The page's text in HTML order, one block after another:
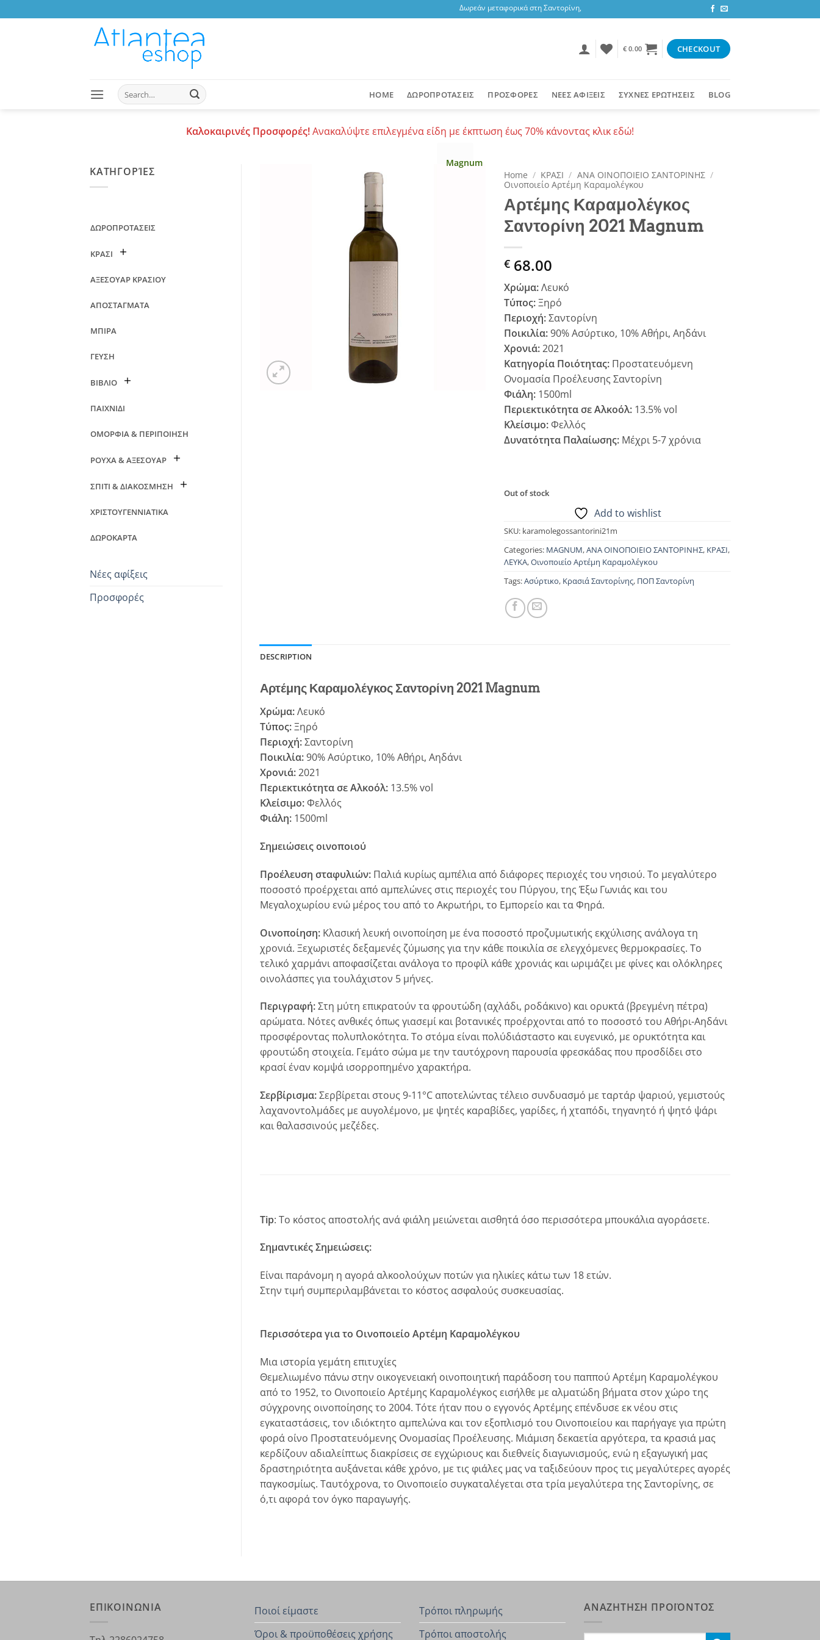
to
Δωρεάν μεταφορικά στη Σαντορίνη, 3,47 ευρώ στην υπόλοιπη Ελλάδα ή δωρεάν για αγορές 50+ ευρώ
€0.00 CHECKOUT
Search
for:
HOME ΔΩΡΟΠΡΟΤΑΣΕΙΣ ΠΡΟΣΦΟΡΕΣ ΝΕΕΣ ΑΦΙΞΕΙΣ ΣΥΧΝΕΣ ΕΡΩΤΗΣΕΙΣ BLOG
Καλοκαιρινές Προσφορές!Ανακαλύψτε επιλεγμένα είδη με έκπτωση έως 70% κάνοντας κλικ εδώ!
ΚΑΤΗΓΟΡΊΕΣ
ΔΩΡΟΠΡΟΤΑΣΕΙΣ
ΚΡΑΣΙ
ΑΞΕΣΟΥΑΡ ΚΡΑΣΙΟΥ
ΑΠΟΣΤΑΓΜΑΤΑ
ΜΠΙΡΑ
ΓΕΥΣΗ
ΒΙΒΛΙΟ
ΠΑΙΧΝΙΔΙ
ΟΜΟΡΦΙΑ & ΠΕΡΙΠΟΙΗΣΗ
ΡΟΥΧΑ & ΑΞΕΣΟΥΑΡ
ΣΠΙΤΙ & ΔΙΑΚΟΣΜΗΣΗ
ΧΡΙΣΤΟΥΓΕΝΝΙΑΤΙΚΑ
ΔΩΡΟΚΑΡΤΑ
Νέες αφίξεις
Προσφορές
Magnum
Home / ΚΡΑΣΙ / ΑΝΑ ΟΙΝΟΠΟΙΕΙΟ ΣΑΝΤΟΡΙΝΗΣ /
Οινοποιείο Αρτέμη Καραμολέγκου
Αρτέμης Καραμολέγκος
Σαντορίνη 2021 Magnum
€ 68.00
Χρώμα:Λευκό
Τύπος:Ξηρό
Περιοχή:Σαντορίνη
Ποικιλία:90% Ασύρτικο, 10% Αθήρι, Αηδάνι
Χρονιά:2021
Κατηγορία Ποιότητας: Προστατευόμενη
Ονομασία Προέλευσης Σαντορίνη
Φιάλη: 1500ml
Περιεκτικότητα σε Αλκοόλ: 13.5% vol
Κλείσιμο:Φελλός
Δυνατότητα Παλαίωσης: Μέχρι 5-7 χρόνια
Out of stock
Add to wishlist
SKU: karamolegossantorini21m
Categories: MAGNUM,ΑΝΑ ΟΙΝΟΠΟΙΕΙΟ ΣΑΝΤΟΡΙΝΗΣ, ΚΡΑΣΙ,
ΛΕΥΚΑ,Οινοποιείο Αρτέμη Καραμολέγκου
Tags:Ασύρτικο, Κρασιά Σαντορίνης, ΠΟΠ Σαντορίνη
DESCRIPTION
Αρτέμης Καραμολέγκος Σαντορίνη 2021 Magnum
Χρώμα:Λευκό
Τύπος:Ξηρό
Περιοχή:Σαντορίνη
Ποικιλία: 90% Ασύρτικο, 10% Αθήρι, Αηδάνι
Χρονιά:2021
Περιεκτικότητα σε Αλκοόλ:13.5% vol
Κλείσιμο:Φελλός
Φιάλη:1500ml
Σημειώσεις οινοποιού
Προέλευση σταφυλιών:Παλιά κυρίως αμπέλια από διάφορες περιοχές του νησιού. Το μεγαλύτερο
ποσοστό προέρχεται από αμπελώνες στις περιοχές του Πύργου, της Έξω Γωνιάς και του
Μεγαλοχωρίου ενώ μέρος του από το Ακρωτήρι, το Εμπορείο και τα Φηρά.
Οινοποίηση:Κλασική λευκή οινοποίηση με ένα ποσοστό προζυμωτικής εκχύλισης ανάλογα τη
χρονιά. Ξεχωριστές δεξαμενές ζύμωσης για την κάθε ποικιλία σε ελεγχόμενες θερμοκρασίες. Το
τελικό χαρμάνι αποφασίζεται ανάλογα το προφίλ κάθε χρονιάς και ωριμάζει με φίνες και ολόκληρες
οινολάσπες για τουλάχιστον 5 μήνες.
Περιγραφή:Στη μύτη επικρατούν τα φρουτώδη (αχλάδι, ροδάκινο) και ορυκτά (βρεγμένη πέτρα)
αρώματα. Νότες ανθικές όπως γιασεμί και βοτανικές προέρχονται από το ποσοστό του Αθήρι-Αηδάνι
προσφέροντας πολυπλοκότητα. Το στόμα είναι πολύδιάσταστο και ευγενικό, με ορυκτότητα και
φρουτώδη στοιχεία. Γεμάτο σώμα με την ταυτόχρονη παρουσία φρεσκάδας που προσδίδει στο
κρασί έναν κομψά ισορροπημένο χαρακτήρα.
Σερβίρισμα:Σερβίρεται στους 9-11°C αποτελώντας τέλειο συνδυασμό με ταρτάρ ψαριού, γεμιστούς
λαχανοντολμάδες με αυγολέμονο, με ψητές καραβίδες, γαρίδες, ή χταπόδι, τηγανητό ή ψητό ψάρι
και θαλασσινούς μεζέδες.
Tip: Το κόστος αποστολής ανά φιάλη μειώνεται αισθητά όσο περισσότερα μπουκάλια αγοράσετε.
Σημαντικές Σημειώσεις:
Είναι παράνομη η αγορά αλκοολούχων ποτών για ηλικίες κάτω των 18 ετών.
Στην τιμή συμπεριλαμβάνεται το κόστος ασφαλούς συσκευασίας.
Περισσότερα για το Οινοποιείο Αρτέμη Καραμολέγκου
Μια ιστορία γεμάτη επιτυχίες
Θεμελιωμένο πάνω στην οικογενειακή οινοποιητική παράδοση του παππού Αρτέμη Καραμολέγκου
από το 1952, το Οινοποιείο Αρτέμης Καραμολέγκος εισήλθε με αλματώδη βήματα στον χώρο της
σύγχρονης οινοποίησης το 2004. Τότε ήταν που ο εγγονός Αρτέμης επένδυσε εκ νέου στις
εγκαταστάσεις, τον ιδιόκτητο αμπελώνα και τον εξοπλισμό του Οινοποιείου και παρήγαγε για πρώτη
φορά οίνο Προστατευόμενης Ονομασίας Προέλευσης. Μιάμιση δεκαετία αργότερα, τα κρασιά μας
κερδίζουν αδιαλείπτως διακρίσεις σε εγχώριους και διεθνείς διαγωνισμούς, ενώ η εξαγωγική μας
δραστηριότητα αυξάνεται κάθε χρόνο, με τις φιάλες μας να ταξιδεύουν προς τις μεγαλύτερες αγορές
παγκοσμίως. Ταυτόχρονα, το Οινοποιείο συγκαταλέγεται στα τρία μεγαλύτερα της Σαντορίνης, σε
ό,τι αφορά τον όγκο παραγωγής.
ΕΠΙΚΟΙΝΩΝΙΑ
Ποιοί είμαστε
Όροι & προϋποθέσεις χρήσης
Τρόποι πληρωμής
Τρόποι αποστολής
ΑΝΑΖΗΤΗΣΗ ΠΡΟΪΟΝΤΟΣ